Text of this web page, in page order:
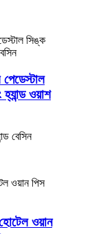
ওয়াশ
বেসিন
ওয়ান